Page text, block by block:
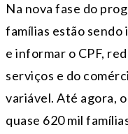
Na nova fase do
famílias estão sendo
e informar o CPF,
serviços e do
variável. Até agora,
quase 620 mil